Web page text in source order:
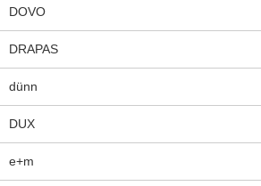
DOVO
DRAPAS
dünn
DUX
e+m